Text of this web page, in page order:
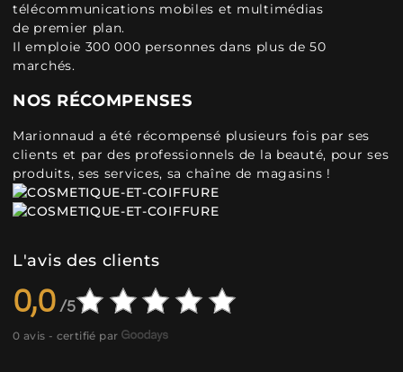
télécommunications mobiles et multimédias
de premier plan.
Il emploie 300 000 personnes dans plus de 50
marchés.
NOS RÉCOMPENSES
Marionnaud a été récompensé plusieurs fois par ses
clients et par des professionnels de la beauté, pour ses
produits, ses services, sa chaîne de magasins !
L'avis des clients
0,0
0 avis - certifié par